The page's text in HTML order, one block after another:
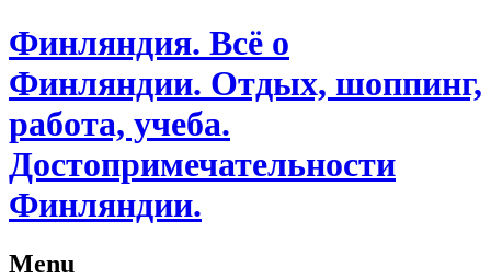
Финляндия. Всё о
Финляндии. Отдых, шоппинг,
работа, учеба.
Достопримечательности
Финляндии.
Menu